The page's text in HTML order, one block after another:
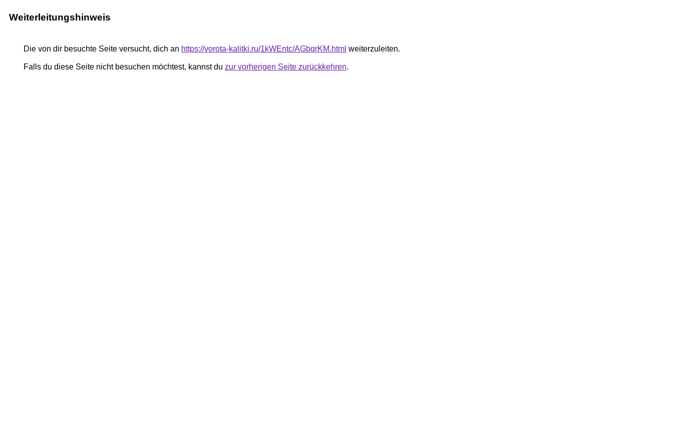
Weiterleitungshinweis
Die von dir besuchte Seite versucht, dich an https://vorota-kalitki.ru/1kWEntc/AGbqrKM.html weiterzuleiten.
Falls du diese Seite nicht besuchen möchtest, kannst du zur vorherigen Seite zurückkehren.